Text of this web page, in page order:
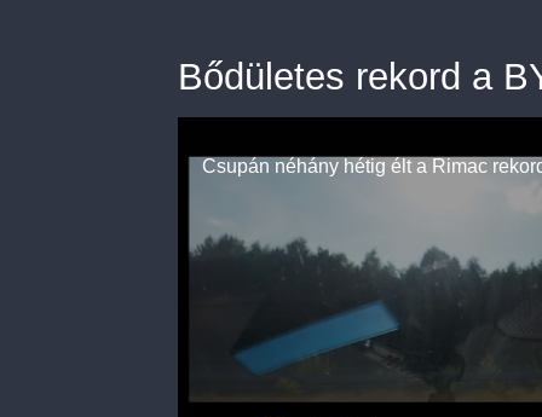
Bődületes rekord a